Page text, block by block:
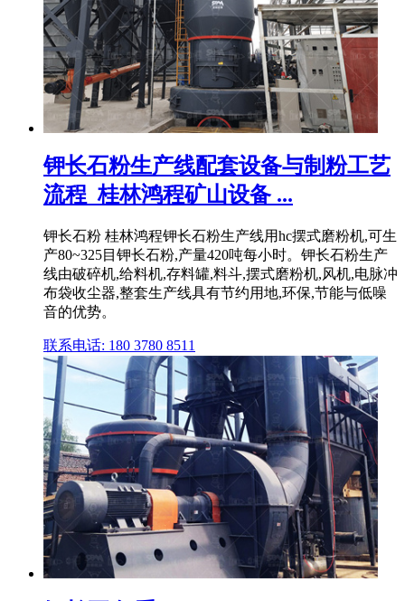
钾长石粉生产线配套设备与制粉工艺
流程_桂林鸿程矿山设备 ...
钾长石粉 桂林鸿程钾长石粉生产线用hc摆式磨粉机,可生
产80~325目钾长石粉,产量420吨每小时。钾长石粉生产
线由破碎机,给料机,存料罐,料斗,摆式磨粉机,风机,电脉冲
布袋收尘器,整套生产线具有节约用地,环保,节能与低噪
音的优势。
联系电话: 180 3780 8511